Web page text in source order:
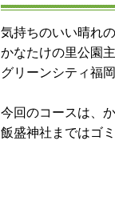
気持ちのいい晴れ
かなたけの里公園
グリーンシティ福
今回のコースは、
飯盛神社まではゴ